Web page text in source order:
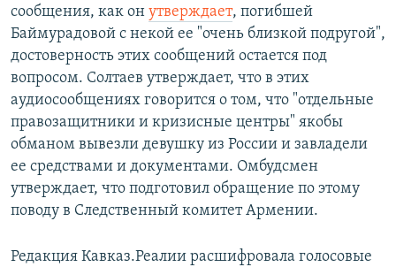
сообщения, как он утверждает, погибшей
Баймурадовой с некой ее "очень близкой подругой",
достоверность этих сообщений остается под
вопросом. Солтаев утверждает, что в этих
аудиосообщениях говорится о том, что "отдельные
правозащитники и кризисные центры" якобы
обманом вывезли девушку из России и завладели
ее средствами и документами. Омбудсмен
утверждает, что подготовил обращение по этому
поводу в Следственный комитет Армении.
Редакция Кавказ.Реалии расшифровала голосовые